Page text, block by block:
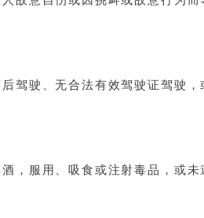
驾驶、无合法有效驾驶证驾驶
，服用、吸食或注射毒品，或未